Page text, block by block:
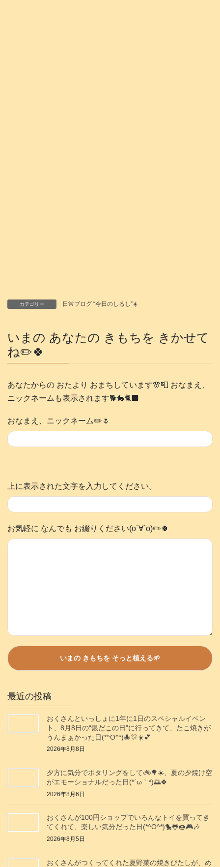
カテゴリー 日常ブログ “今日のしるし”☀️
いまの あなたの きもちを きかせて
ね✏️🍀
あなたからの おたより おまちしています🌸📮 おなまえ、
ニックネームも表示されます🐕️🐇🐈‍⬛
おなまえ、ニックネーム✏️🌷
上に表示された文字を入力してください。
お気軽に なんでも お綴りください(о´∀`о)✏️🍀
最近の投稿
おくさんといっしょに1年に1日のスペシャルイベン
ト、8月8日の“銀だこの日”に行ってきて、たこ焼きが
うんまぁかった日(*^O^*)🐙🎊☀️💕
2026年8月8日
夕方に気分でポタリングをして🚲️🌳☀️、夏の夕焼け空
がエモーショナルだった日(⁠*⁠´⁠ω⁠｀⁠*⁠)🌅🍀
2026年8月6日
おくさんが100円ショップでいろんなトイを買ってき
てくれて、楽しい気分だった日(*^O^*)🐤🐸🍩🎮️🎶
2026年8月5日
おくさんがつくってくれた夏野菜の焼きびたしが、め